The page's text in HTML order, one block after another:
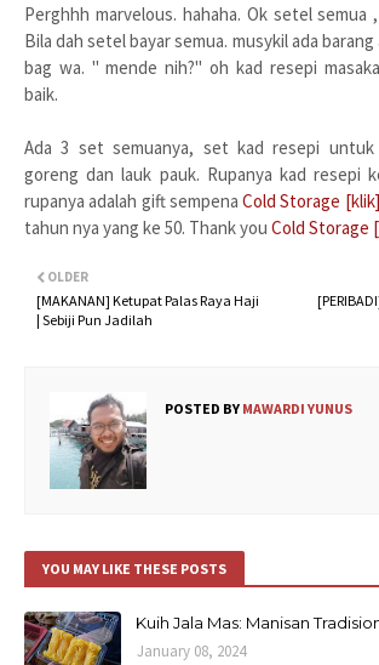
Perghhh marvelous. hahaha. Ok setel semua
Bila dah setel bayar semua. musykil ada
bag wa. " mende nih?" oh kad resepi
baik.
Ada 3 set semuanya, set kad resepi
goreng dan lauk pauk. Rupanya kad resepi
rupanya adalah gift sempena Cold Storage [klik]
tahun nya yang ke 50. Thank you Cold Storage
OLDER
[MAKANAN] Ketupat Palas Raya Haji
| Sebiji Pun Jadilah
POSTED BY MAWARDI YUNUS
YOU MAY LIKE THESE POSTS
Kuih Jala Mas: Manisan
January 08, 2024